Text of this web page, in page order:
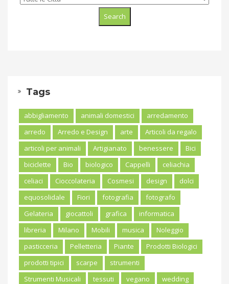
Tags
abbigliamento animali domestici
arredamento
arredo
Arredo e Design arte
Articoli da regalo
articoli per animali
Artigianato benessere
Bici
biciclette
Bio biologico Cappelli
celiachia
celiaci
Cioccolateria Cosmesi design
dolci
equosolidale
Fiori fotografia
fotografo
Gelateria
giocattoli grafica
informatica
libreria
Milano Mobili musica
Noleggio
pasticceria
Pelletteria Piante
Prodotti Biologici
prodotti tipici
scarpe
strumenti
Strumenti Musicali
tessuti vegano wedding